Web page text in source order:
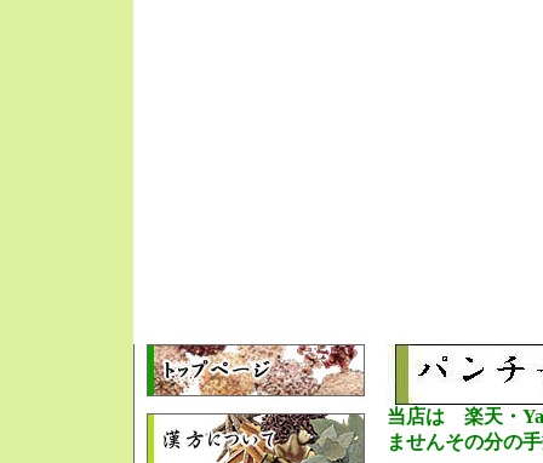
当店は 楽天・
ませんその分の